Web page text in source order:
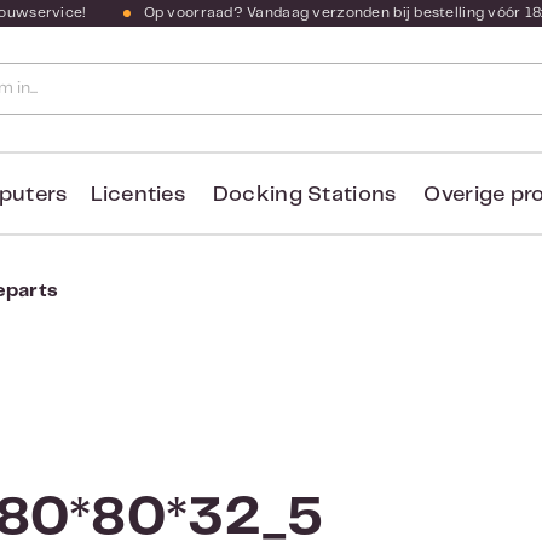
Op voorraad? Vandaag verzonden bij bestelling vóór
Licenties Docking Stations Overige